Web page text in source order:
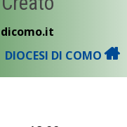
DIOCESI DI COMO